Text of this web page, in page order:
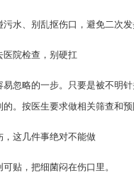
水、别乱抠伤口，避免二次发
院检查，别硬扛
易忽略的一步。只要是被不明
。按医生要求做相关筛查和
，这几件事绝对不能做
贴，把细菌闷在伤口里。